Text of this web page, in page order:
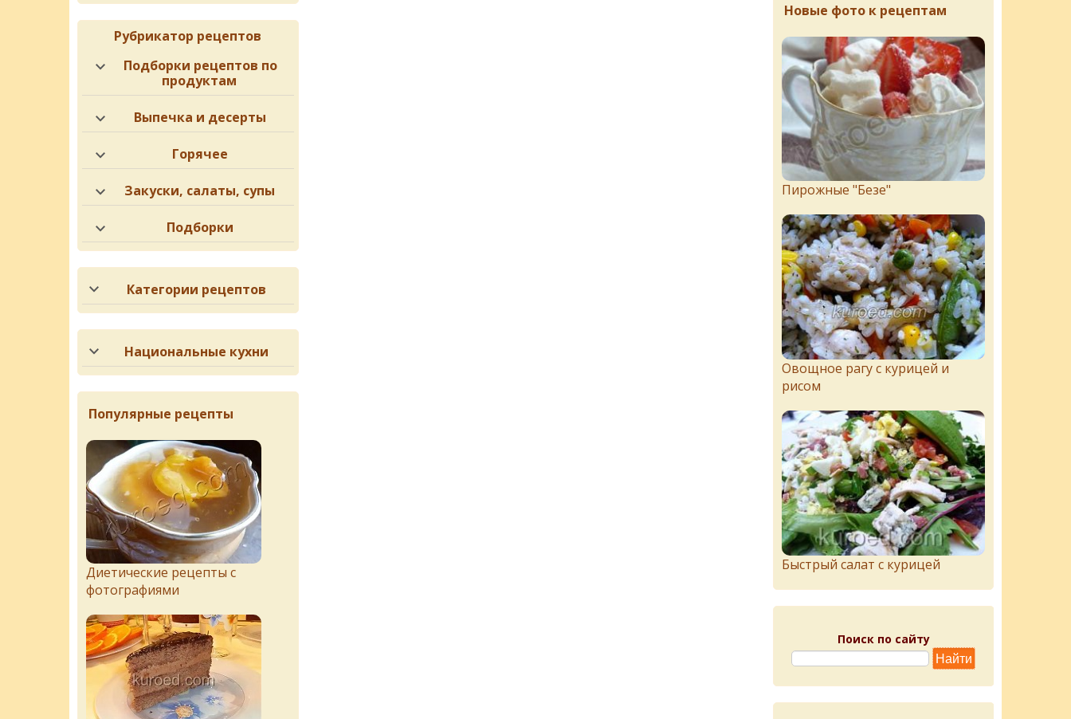
Рубрикатор рецептов
Подборки рецептов по
продуктам
Выпечка и десерты
Горячее
Закуски, салаты, супы
Подборки
Категории рецептов
Национальные кухни
Популярные рецепты
Диетические рецепты с
фотографиями
Новые фото к рецептам
Пирожныe "Бeзe"
Овощное рагу с курицей и
рисом
Быстрый салат с курицей
Поиск по сайту